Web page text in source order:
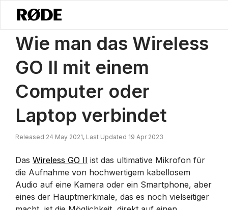
Nachrichten / Wie Man Das Wireless GO II Mit Einem Computer
Wie man das Wireless
GO II mit einem
Computer oder
Laptop verbindet
Released 24 May 2021, Last Updated 19 Apr 2023
Das Wireless GO II ist das ultimative Mikrofon für
die Aufnahme von hochwertigem kabellosem
Audio auf eine Kamera oder ein Smartphone, aber
eines der Hauptmerkmale, das es noch vielseitiger